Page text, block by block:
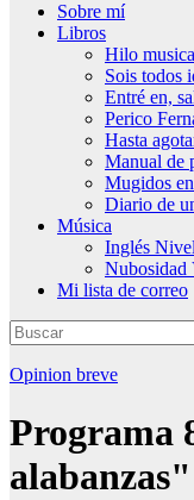
Sobre mí
Libros
Hilo
Sois todos
Entré en,
Perico
Hasta
Manual de
Mugidos
Diario de
Música
Inglés
Nubosidad
Mi lista de correo
Opinion breve
Programa
alabanzas"